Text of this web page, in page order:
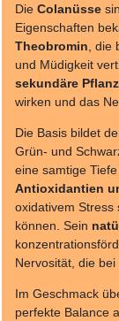
Die Colanüsse
Eigenschaften
Theobromin ,
und Müdigkeit
sekundäre
wirken und das
Die Basis bildet
Grün- und
eine samtige
Antioxidantien
oxidativem Stress
können. Sein
Nervosität, die bei
Im Geschmack
perfekte Balance